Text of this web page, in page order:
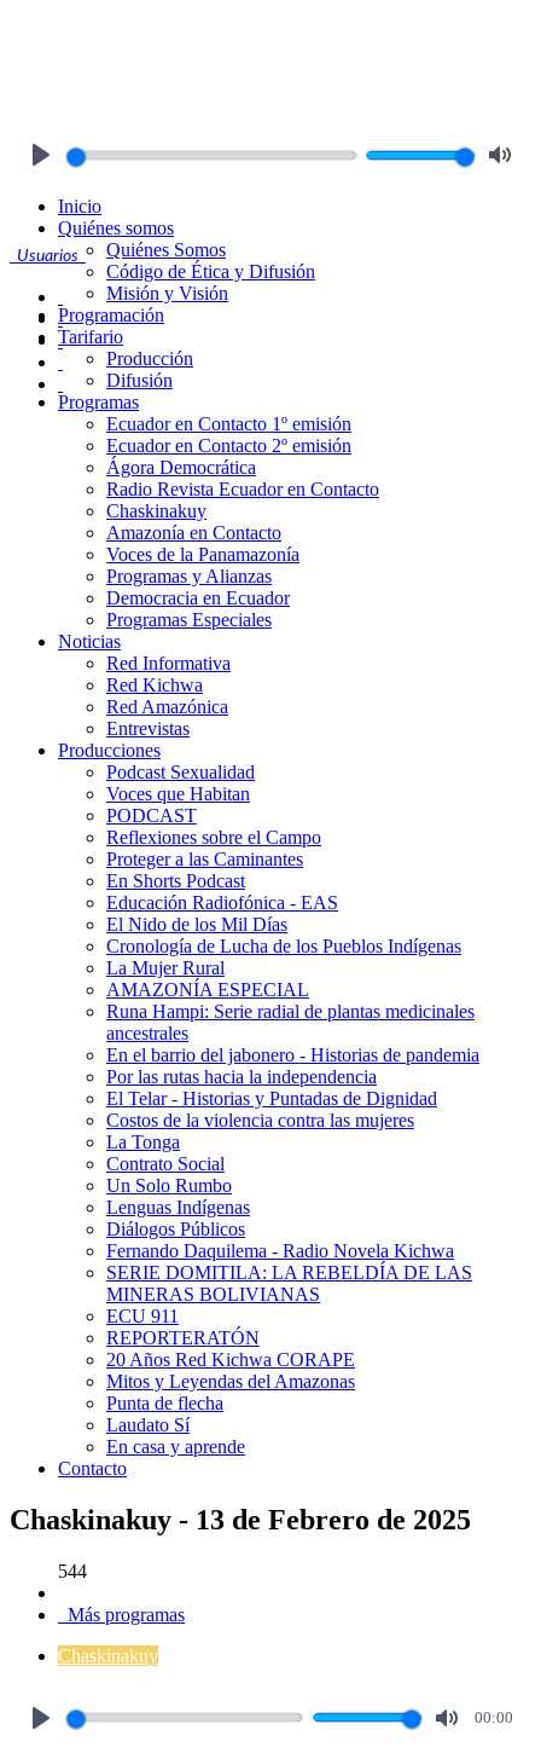
Usuarios
Inicio
Quiénes somos
Quiénes Somos
Código de Ética y Difusión
Misión y Visión
Programación
Tarifario
Producción
Difusión
Programas
Ecuador en Contacto 1º emisión
Ecuador en Contacto 2º emisión
Ágora Democrática
Radio Revista Ecuador en Contacto
Chaskinakuy
Amazonía en Contacto
Voces de la Panamazonía
Programas y Alianzas
Democracia en Ecuador
Programas Especiales
Noticias
Red Informativa
Red Kichwa
Red Amazónica
Entrevistas
Producciones
Podcast Sexualidad
Voces que Habitan
PODCAST
Reflexiones sobre el Campo
Proteger a las Caminantes
En Shorts Podcast
Educación Radiofónica - EAS
El Nido de los Mil Días
Cronología de Lucha de los Pueblos Indígenas
La Mujer Rural
AMAZONÍA ESPECIAL
Runa Hampi: Serie radial de plantas medicinales
ancestrales
En el barrio del jabonero - Historias de pandemia
Por las rutas hacia la independencia
El Telar - Historias y Puntadas de Dignidad
Costos de la violencia contra las mujeres
La Tonga
Contrato Social
Un Solo Rumbo
Lenguas Indígenas
Diálogos Públicos
Fernando Daquilema - Radio Novela Kichwa
SERIE DOMITILA: LA REBELDÍA DE LAS
MINERAS BOLIVIANAS
ECU 911
REPORTERATÓN
20 Años Red Kichwa CORAPE
Mitos y Leyendas del Amazonas
Punta de flecha
Laudato Sí
En casa y aprende
Contacto
Chaskinakuy - 13 de Febrero de 2025
544
Más programas
Chaskinakuy
00:00